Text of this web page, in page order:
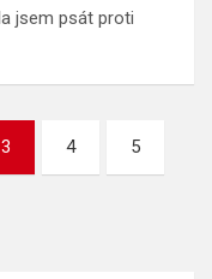
jsem psát proti
3 4 5